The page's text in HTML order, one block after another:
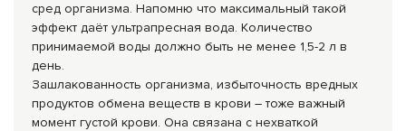
сред организма. Напомню что максимальный такой
эффект даёт ультрапресная вода. Количество
принимаемой воды должно быть не менее 1,5-2 л в
день.
Зашлакованность организма, избыточность вредных
продуктов обмена веществ в крови – тоже важный
момент густой крови. Она связана с нехваткой